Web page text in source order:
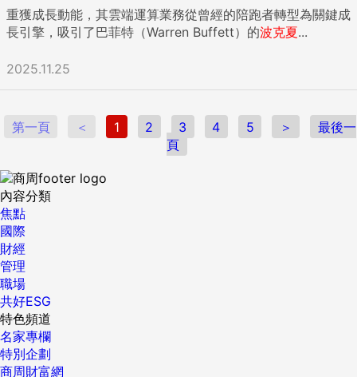
重獲成長動能，其雲端運算業務從曾經的陪跑者轉型為關鍵成
長引擎，吸引了巴菲特（Warren Buffett）的波克夏...
2025.11.25
第一頁 ＜ 1 2 3 4 5 ＞
最後一
頁
內容分類
焦點
國際
財經
管理
職場
共好ESG
特色頻道
名家專欄
特別企劃
商周財富網